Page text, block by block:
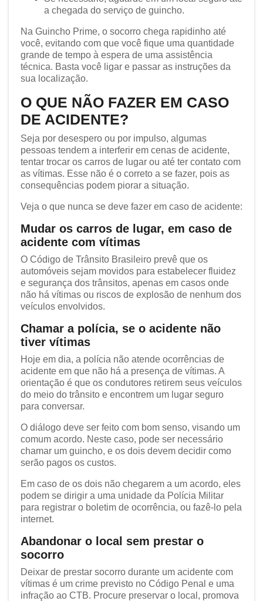
a chegada do serviço de guincho.
Na Guincho Prime, o socorro chega rapidinho até
você, evitando com que você fique uma quantidade
grande de tempo à espera de uma assistência
técnica. Basta você ligar e passar as instruções da
sua localização.
O QUE NÃO FAZER EM CASO
DE ACIDENTE?
Seja por desespero ou por impulso, algumas
pessoas tendem a interferir em cenas de acidente,
tentar trocar os carros de lugar ou até ter contato com
as vítimas. Esse não é o correto a se fazer, pois as
consequências podem piorar a situação.
Veja o que nunca se deve fazer em caso de acidente:
Mudar os carros de lugar, em caso de
acidente com vítimas
O Código de Trânsito Brasileiro prevê que os
automóveis sejam movidos para estabelecer fluidez
e segurança dos trânsitos, apenas em casos onde
não há vítimas ou riscos de explosão de nenhum dos
veículos envolvidos.
Chamar a polícia, se o acidente não
tiver vítimas
Hoje em dia, a polícia não atende ocorrências de
acidente em que não há a presença de vítimas. A
orientação é que os condutores retirem seus veículos
do meio do trânsito e encontrem um lugar seguro
para conversar.
O diálogo deve ser feito com bom senso, visando um
comum acordo. Neste caso, pode ser necessário
chamar um guincho, e os dois devem decidir como
serão pagos os custos.
Em caso de os dois não chegarem a um acordo, eles
podem se dirigir a uma unidade da Polícia Militar
para registrar o boletim de ocorrência, ou fazê-lo pela
internet.
Abandonar o local sem prestar o
socorro
Deixar de prestar socorro durante um acidente com
vítimas é um crime previsto no Código Penal e uma
infração ao CTB. Procure preservar o local, promova